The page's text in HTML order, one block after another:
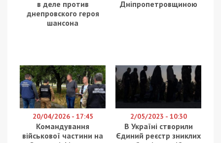
Вдень 23 червня російська армія атакувала
Кривий Ріг на Дніпропетровщині попередньо
поранені. Про це повідомляє49000.
Виникло кілька пожеж – рятувальники їх
загасили. Понівечені будівля, що не
експлуатувалася, екскаватор та автівка.
Наразі відомо про трьох загиблих та 23
поранених через ворожу атаку на Кривий Ріг.